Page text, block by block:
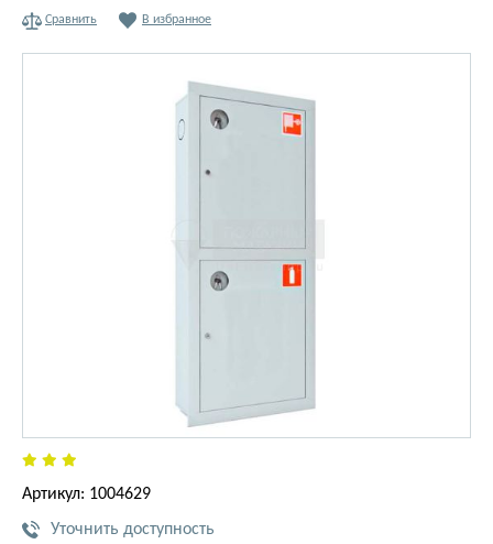
Сравнить В избранное
Артикул: 1004629
Уточнить доступность